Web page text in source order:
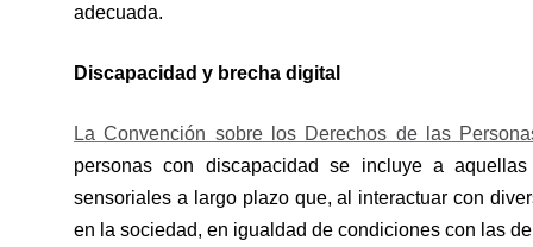
adecuada.
Discapacidad y brecha digital
La Convención sobre los Derechos de las
personas con discapacidad se incluye a
sensoriales a largo plazo que, al interactuar con
en la sociedad, en igualdad de condiciones con las